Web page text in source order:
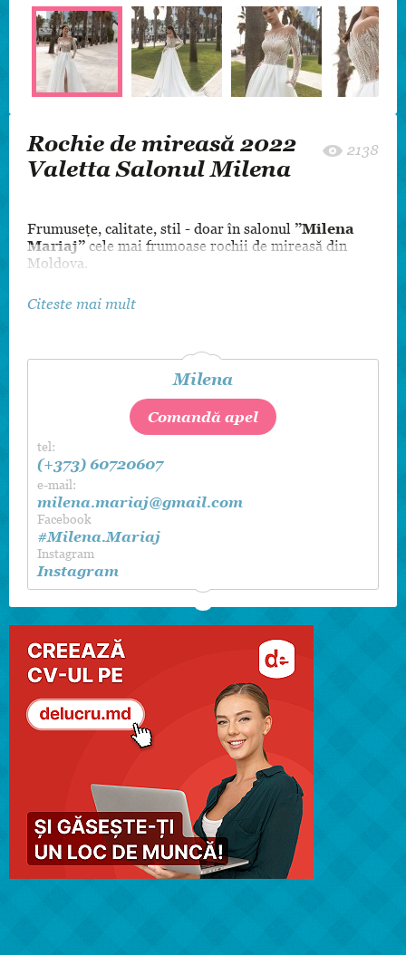
Rochie de mireasă 2022
Valetta Salonul Milena
2138
Frumusețe, calitate, stil - doar în salonul ”Milena
Mariaj” cele mai frumoase rochii de mireasă din
Moldova.
Citeste mai mult
Milena
Comandă apel
tel:
(+373) 60720607
e-mail:
milena.mariaj@gmail.com
Facebook
#Milena.Mariaj
Instagram
Instagram